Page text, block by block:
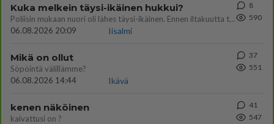
Kuka melkein täysi-ikäinen hukkui?
Poliisin mukaan nuori oli lähes täysi-ikäinen. Ennen iltakuutta tulleen ilmoituksen mukaan ihminen oli joutunut mahdoll
06.08.2026 20:09
Iisalmi
8
590
Mikä on ollut
Söpöintä välillämme?
06.08.2026 14:44
Ikävä
37
551
kenen näköinen
kaivattusi on ?
41
547